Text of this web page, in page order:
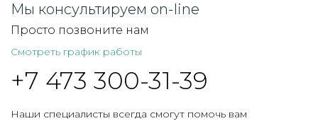
Мы консультируем on-line
Просто позвоните нам
Смотреть график работы
+7 473 300-31-39
Наши специалисты всегда смогут помочь вам